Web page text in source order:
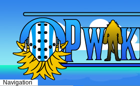
Navigation